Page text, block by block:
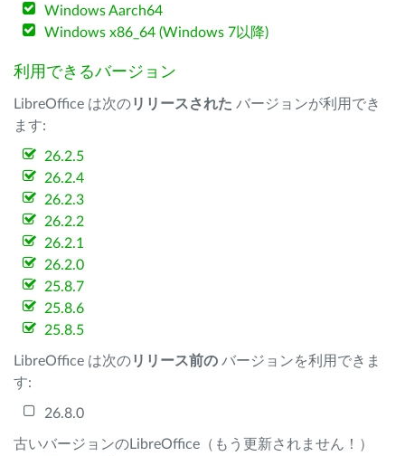
Windows Aarch64
Windows x86_64 (Windows 7以降)
利用できるバージョン
LibreOffice は次のリリースされた バージョンが利用でき
ます:
26.2.5
26.2.4
26.2.3
26.2.2
26.2.1
26.2.0
25.8.7
25.8.6
25.8.5
LibreOffice は次のリリース前の バージョンを利用できま
す:
26.8.0
古いバージョンのLibreOffice（もう更新されません！）